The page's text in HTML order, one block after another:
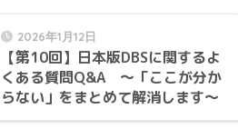
2026年1月12日
【第10回】日本版DBSに関するよ
くある質問Q&A 〜「ここが分か
らない」をまとめて解消します〜